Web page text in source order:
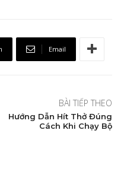
Email
BÀI TIẾP THEO
Hướng Dẫn Hít Thở Đúng
Cách Khi Chạy Bộ